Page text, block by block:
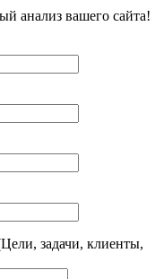
анализ вашего сайта!
задачи, клиенты,